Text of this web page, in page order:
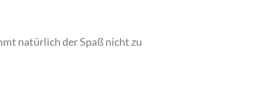
natürlich der Spaß nicht zu